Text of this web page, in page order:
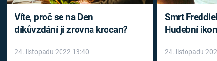
Víte, proč se na Den
díkůvzdání jí zrovna krocan?
24. listopadu 2022 13:40
Smrt
Hudební
léky
24. listopadu